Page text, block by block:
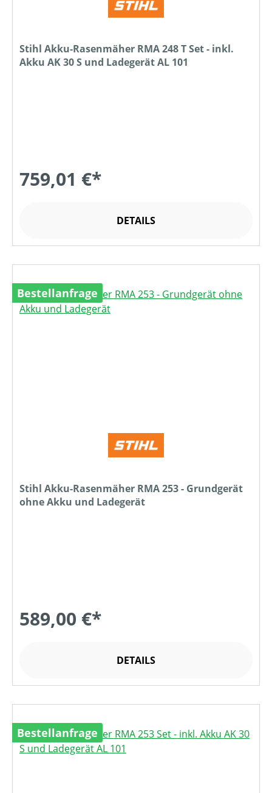
Stihl Akku-Rasenmäher RMA 248 T Set - inkl.
Akku AK 30 S und Ladegerät AL 101
759,01 €*
DETAILS
Bestellanfrage
Stihl Akku-Rasenmäher RMA 253 - Grundgerät
ohne Akku und Ladegerät
589,00 €*
DETAILS
Bestellanfrage